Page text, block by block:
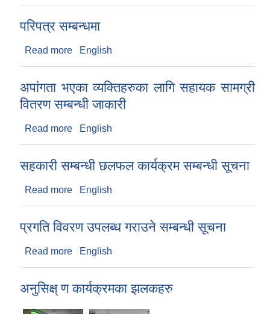
परिपत्र सम्बन्धमा
Read more about परिपत्र सम्बन्धमा
English
अपांगता भएका व्यक्तिहरुका लागि सहायक सामग्री
वितरण सम्बन्धी जाकारी
Read more about अपांगता भएका व्यक्तिहरुका लागि सहायक सामग्री
English
सहकारी सम्बन्धी छलफल कार्यक्रम सम्बन्धी सूचना
Read more about सहकारी सम्बन्धी छलफल कार्यक्रम सम्बन्धी सूचना
English
प्रगति विवरण उपलब्ध गराउने सम्बन्धी सूचना
Read more about प्रगति विवरण उपलब्ध गराउने सम्बन्धी सूचना
English
अनुसिक्ष् ण कार्यक्रमका झलकहरु